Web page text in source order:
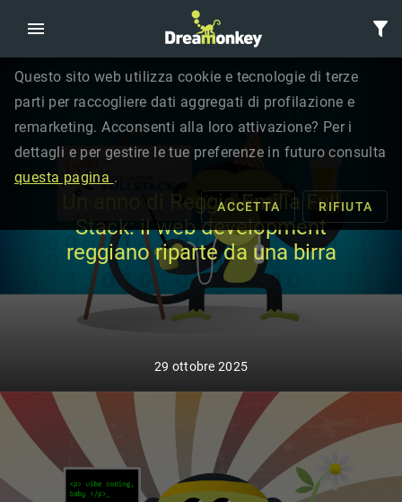
Questo sito web utilizza cookie e tecnologie di terze
parti per raccogliere dati aggregati di profilazione e
remarketing. Acconsenti alla loro attivazione? Per i
dettagli e per gestire le tue preferenze in futuro consulta
questa pagina .
ACCETTA RIFIUTA
Un anno di Reggio Emilia Full
Stack: il web development
reggiano riparte da una birra
29 ottobre 2025